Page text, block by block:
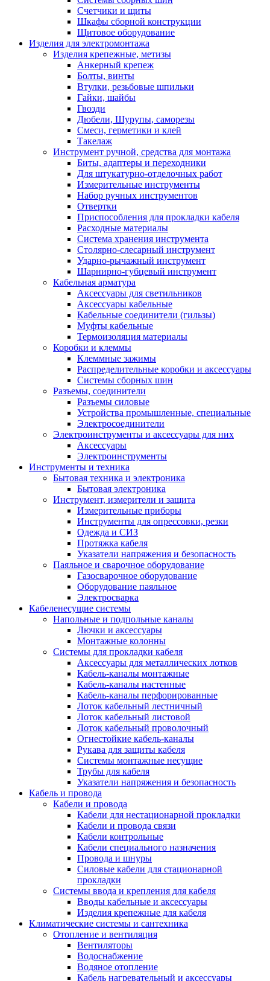
Счетчики и щиты
Шкафы сборной конструкции
Щитовое оборудование
Изделия для электромонтажа
Изделия крепежные, метизы
Анкерный крепеж
Болты, винты
Втулки, резьбовые шпильки
Гайки, шайбы
Гвозди
Дюбели, Шурупы, саморезы
Смеси, герметики и клей
Такелаж
Инструмент ручной, средства для монтажа
Биты, адаптеры и переходники
Для штукатурно-отделочных работ
Измерительные инструменты
Набор ручных инструментов
Отвертки
Приспособления для прокладки кабеля
Расходные материалы
Система хранения инструмента
Столярно-слесарный инструмент
Ударно-рычажный инструмент
Шарнирно-губцевый инструмент
Кабельная арматура
Аксессуары для светильников
Аксессуары кабельные
Кабельные соединители (гильзы)
Муфты кабельные
Термоизоляция материалы
Коробки и клеммы
Клеммные зажимы
Распределительные коробки и аксессуары
Системы сборных шин
Разъемы, соединители
Разъемы силовые
Устройства промышленные, специальные
Электросоединители
Электроинструменты и аксессуары для них
Аксессуары
Электроинструменты
Инструменты и техника
Бытовая техника и электроника
Бытовая электроника
Инструмент, измерители и защита
Измерительные приборы
Инструменты для опрессовки, резки
Одежда и СИЗ
Протяжка кабеля
Указатели напряжения и безопасность
Паяльное и сварочное оборудование
Газосварочное оборудование
Оборудование паяльное
Электросварка
Кабеленесущие системы
Напольные и подпольные каналы
Лючки и аксессуары
Монтажные колонны
Системы для прокладки кабеля
Аксессуары для металлических лотков
Кабель-каналы монтажные
Кабель-каналы настенные
Кабель-каналы перфорированные
Лоток кабельный лестничный
Лоток кабельный листовой
Лоток кабельный проволочный
Огнестойкие кабель-каналы
Рукава для защиты кабеля
Системы монтажные несущие
Трубы для кабеля
Указатели напряжения и безопасность
Кабель и провода
Кабели и провода
Кабели для нестационарной прокладки
Кабели и провода связи
Кабели контрольные
Кабели специального назначения
Провода и шнуры
Силовые кабели для стационарной
прокладки
Системы ввода и крепления для кабеля
Вводы кабельные и аксессуары
Изделия крепежные для кабеля
Климатические системы и сантехника
Отопление и вентиляция
Вентиляторы
Водоснабжение
Водяное отопление
Кабель нагревательный и аксессуары